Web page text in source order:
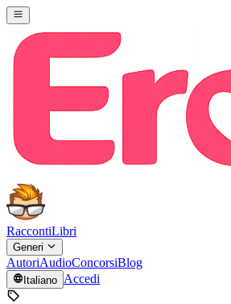
RaccontiLibri
Generi
AutoriAudioConcorsiBlog
Italiano Accedi